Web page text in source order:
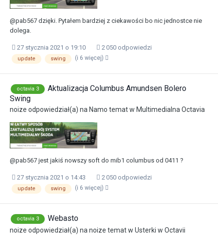
@pab567 dzięki. Pytałem bardziej z ciekawości bo nic jednostce nie
dolega.
27 stycznia 2021 o 19:10 2 050 odpowiedzi
update swing (i 6 więcej)
octavia 3
Aktualizacja Columbus Amundsen Bolero
Swing
noize odpowiedział(a) na Namo temat w Multimedialna Octavia
@pab567 jest jakiś nowszy soft do mib1 columbus od 0411 ?
27 stycznia 2021 o 14:43 2 050 odpowiedzi
update swing (i 6 więcej)
octavia 3 Webasto
noize odpowiedział(a) na noize temat w Usterki w Octavii